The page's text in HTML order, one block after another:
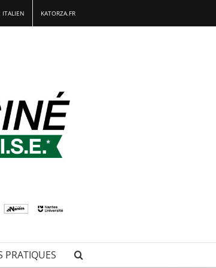
ITALIEN KATORZA.FR
PRATIQUES